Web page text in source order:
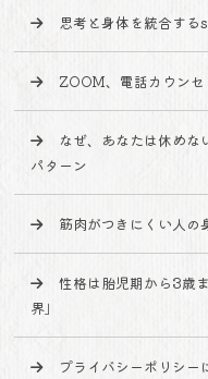
思考と身体を統合す
ZOOM、電話カウンセ
なぜ、あなたは休め
パターン
筋肉がつきにくい人の
性格は胎児期から3歳
界」
プライバシーポリシー